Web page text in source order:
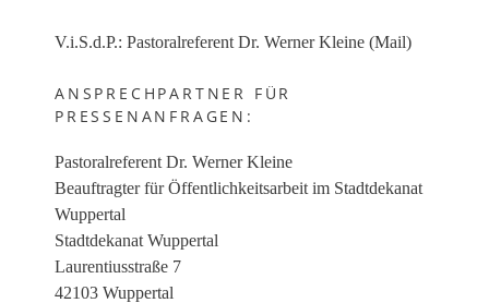
V.i.S.d.P.: Pastoralreferent Dr. Werner Kleine (Mail)
ANSPRECHPARTNER FÜR
PRESSENANFRAGEN:
Pastoralreferent Dr. Werner Kleine
Beauftragter für Öffentlichkeitsarbeit im Stadtdekanat
Wuppertal
Stadtdekanat Wuppertal
Laurentiusstraße 7
42103 Wuppertal